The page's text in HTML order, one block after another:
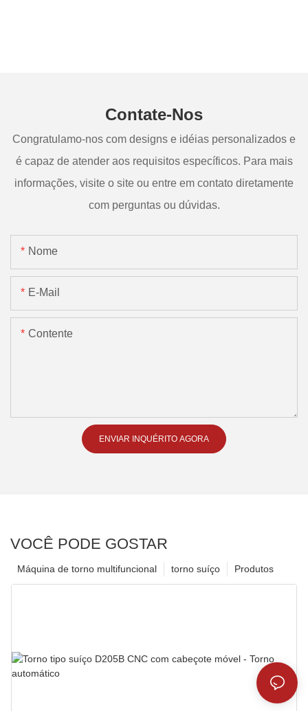
Contate-Nos
Congratulamo-nos com designs e idéias personalizados e
é capaz de atender aos requisitos específicos. Para mais
informações, visite o site ou entre em contato diretamente
com perguntas ou dúvidas.
Nome
E-Mail
Contente
ENVIAR INQUÉRITO AGORA
VOCÊ PODE GOSTAR
Produtos
torno suíço
Máquina de torno multifuncional